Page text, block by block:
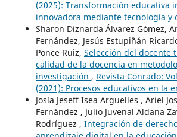
(2025): Transformación educativa
innovadora mediante tecnología y
Sharon Diznarda Álvarez Gómez,
Fernández, Jesús Estupiñán
Ponce Ruiz, Selección del docente
calidad de la docencia en
investigación , Revista Conrado:
(2021): Procesos educativos en la
Josía Jeseff Isea Arguelles , Ariel
Fernández , Julio Juvenal Aldana
Rodríguez , Integración de